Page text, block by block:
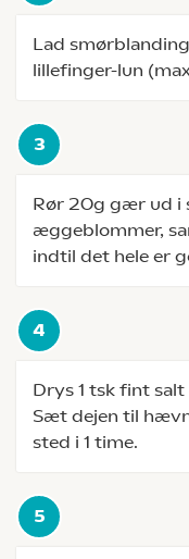
Lad
lillefinger-lun
Rør 20g gær ud i
æggeblommer,
indtil det hele er
Drys 1 tsk fint
Sæt dejen til
sted i 1 time.